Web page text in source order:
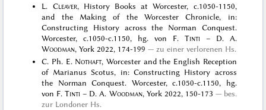
L. Cleaver, History Books at Worcester, c.1050-1150,
and the Making of the Worcester Chronicle, in:
Constructing History across the Norman Conquest.
Worcester, c.1050-c.1150, hg. von F. Tinti – D. A.
Woodman, York 2022, 174-199
zu einer verlorenen Hs.
C. Ph. E. Nothaft, Worcester and the English Reception
of Marianus Scotus, in: Constructing History across
the Norman Conquest. Worcester, c.1050-c.1150, hg.
von F.Tinti – D. A. Woodman, York 2022, 150-173
bes.
zur Londoner Hs.